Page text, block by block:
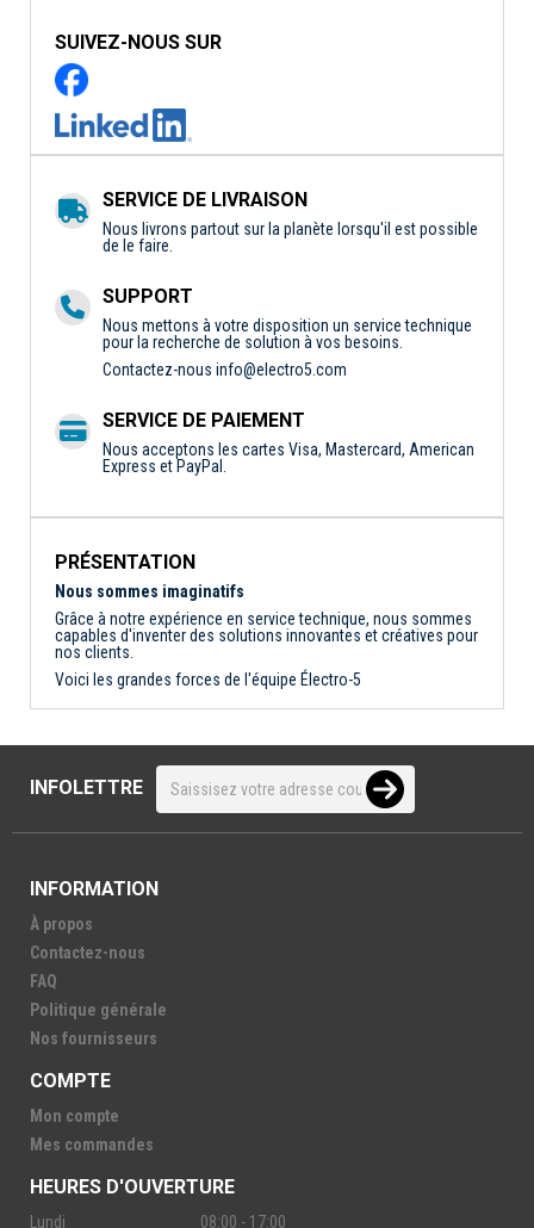
SUIVEZ-NOUS SUR
SERVICE DE LIVRAISON
Nous livrons partout sur la planète lorsqu'il est possible
de le faire.
SUPPORT
Nous mettons à votre disposition un service technique
pour la recherche de solution à vos besoins.
Contactez-nous info@electro5.com
SERVICE DE PAIEMENT
Nous acceptons les cartes Visa, Mastercard, American
Express et PayPal.
PRÉSENTATION
Nous sommes imaginatifs
Grâce à notre expérience en service technique, nous sommes
capables d'inventer des solutions innovantes et créatives pour
nos clients.
Voici les grandes forces de l'équipe Électro-5
INFOLETTRE
INFORMATION
À propos
Contactez-nous
FAQ
Politique générale
Nos fournisseurs
COMPTE
Mon compte
Mes commandes
HEURES D'OUVERTURE
Lundi
08:00 - 17:00